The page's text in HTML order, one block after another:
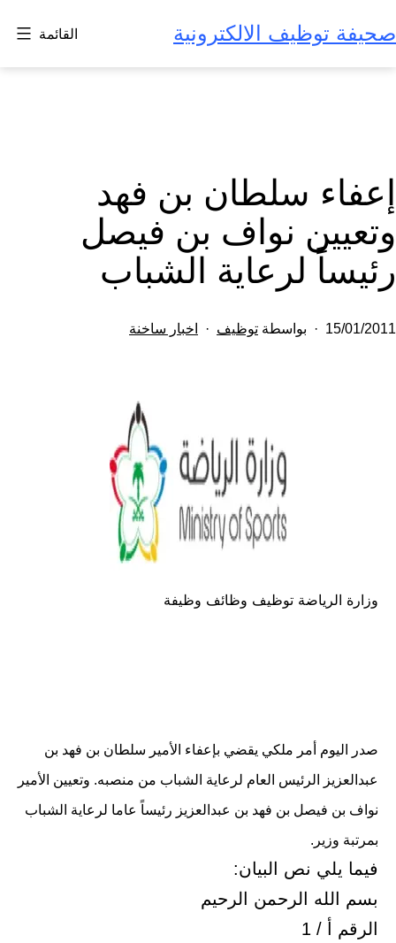
إلى
المحتوى
صحيفة توظيف الالكترونية القائمة
إعفاء سلطان بن فهد
وتعيين نواف بن فيصل
رئيساً لرعاية الشباب
تم
15/01/2011 بواسطة توظيف
مصنف
اخبار ساخنة
وزارة الرياضة توظيف وظائف وظيفة
صدر اليوم أمر ملكي يقضي بإعفاء الأمير سلطان بن فهد بن
عبدالعزيز الرئيس العام لرعاية الشباب من منصبه. وتعيين الأمير
نواف بن فيصل بن فهد بن عبدالعزيز رئيساً عاما لرعاية الشباب
بمرتبة وزير.
فيما يلي نص البيان:
بسم الله الرحمن الرحيم
الرقم أ / 1